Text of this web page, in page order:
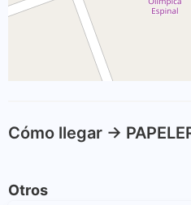
Cómo llegar ->
Otros